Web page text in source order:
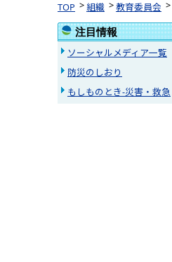
TOP 組織 教育委員会
注目情報
ソーシャルメディア一覧
防災のしおり
もしものとき-災害・救急